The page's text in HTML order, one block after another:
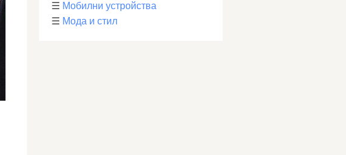
☰ Мобилни устройства
☰ Мода и стил